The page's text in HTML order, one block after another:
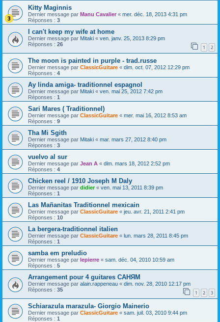
Kitty Maginnis
Dernier message par Manu Cavalier « mer. déc. 18, 2013 4:31 pm
Réponses : 3
I can't keep my wife at home
Dernier message par Mitaki « ven. janv. 25, 2013 8:29 pm
Réponses : 26 1 2
The moon is painted in purple - trad.russe
Dernier message par ClassicGuitare « dim. oct. 07, 2012 12:29 pm
Réponses : 4
Ay linda amiga- traditionnel espagnol
Dernier message par Mitaki « ven. mai 25, 2012 7:42 pm
Réponses : 1
Sari Mares ( Traditionnel)
Dernier message par ClassicGuitare « mer. mai 16, 2012 8:53 am
Réponses : 9
Tha Mi Sgith
Dernier message par Mitaki « mar. mars 27, 2012 8:40 pm
Réponses : 3
vuelvo al sur
Dernier message par Jean A « dim. mars 18, 2012 2:52 pm
Réponses : 4
Chicken reel / 1910 Joseph M Daly
Dernier message par didier« ven. mai 13, 2011 8:39 pm
Réponses : 1
Las Mañanitas Traditionnel mexicain
Dernier message par ClassicGuitare « jeu. avr. 21, 2011 2:41 pm
Réponses : 10
La bergera-traditionnel italien
Dernier message par ClassicGuitare « lun. mars 28, 2011 8:45 pm
Réponses : 1
samba em preludio
Dernier message par lepierre « sam. déc. 04, 2010 10:59 am
Réponses : 5
Arrangement pour 4 guitares САНЯМ
Dernier message par alain.rappeneau « dim. nov. 28, 2010 12:17 pm
Réponses : 35 1 2 3
Schiarazula marazula- Giorgio Mainerio
Dernier message par ClassicGuitare « sam. juil. 03, 2010 9:44 pm
Réponses : 1